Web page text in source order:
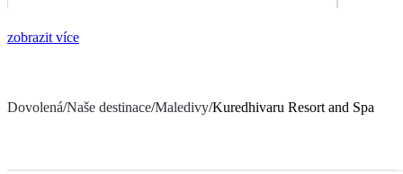
zobrazit více
Dovolená/Naše destinace/Maledivy/Kuredhivaru Resort and Spa